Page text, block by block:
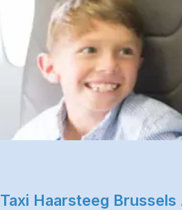
Taxi Haarsteeg